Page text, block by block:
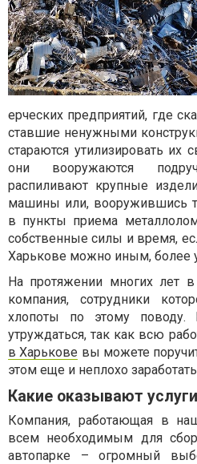
ерческих предприятий, где
ставшие ненужными
стараются утилизировать их
они вооружаются
распиливают крупные
машины или, вооружившись
в пункты приема
собственные силы и время,
Харькове можно иным, более
На протяжении многих лет
компания, сотрудники
хлопоты по этому
утруждаться, так как всю
в Харькове вы можете
этом еще и неплохо
Какие оказывают услуги
Компания, работающая в
всем необходимым для
автопарке – огромный